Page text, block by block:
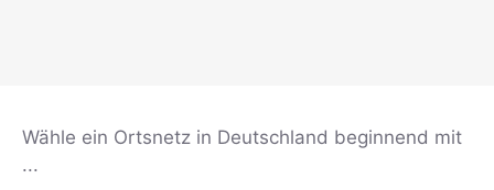
Wähle ein Ortsnetz in Deutschland beginnend mit
...